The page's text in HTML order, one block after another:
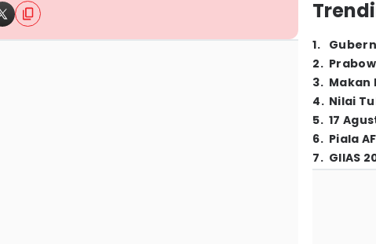
1.
2.
3. Makan
4. Nilai
5. 17
6. Piala
7. GIIAS